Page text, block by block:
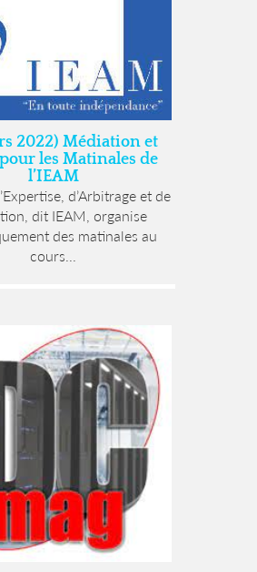
2022) Médiation et
les Matinales de
l’IEAM
d’Arbitrage et de
dit IEAM, organise
des matinales au
cours...